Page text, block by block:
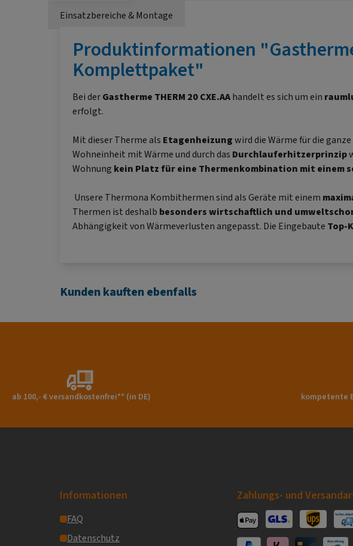
Einsatzbereiche & Montage
Produktinformationen
Komplettpaket"
Bei derGastherme THERM 20 CXE.AAhandelt es sich um ein
erfolgt.
Mit dieser Therme als Etagenheizungwird die Wärme für die
Wohneinheit mit Wärme und durch das Durchlauferhitzerprinzip
Wohnung kein Platz für eine Thermenkombination mit einem
Unsere Thermona Kombithermen sind als Geräte mit einem
Thermen ist deshalb besonders wirtschaftlich und
Abhängigkeit von Wärmeverlusten angepasst. Die Eingebaute Top-
Kunden kauften ebenfalls
ab 100,- € versandkostenfrei** (in DE) kompetente
Informationen
FAQ
Datenschutz
Zahlungs- und
Apple PayGLS VersandUPS Versand